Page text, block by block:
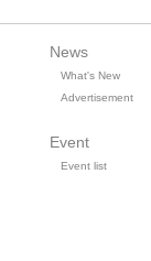
News
What's New
Advertisement
Event
Event list